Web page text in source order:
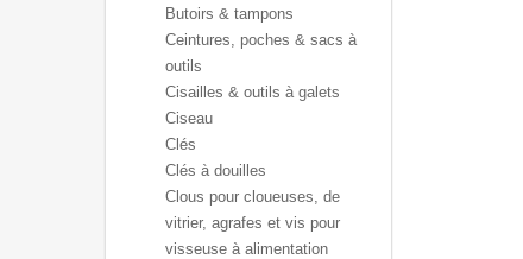
Butoirs & tampons
Ceintures, poches & sacs à
outils
Cisailles & outils à galets
Ciseau
Clés
Clés à douilles
Clous pour cloueuses, de
vitrier, agrafes et vis pour
visseuse à alimentation